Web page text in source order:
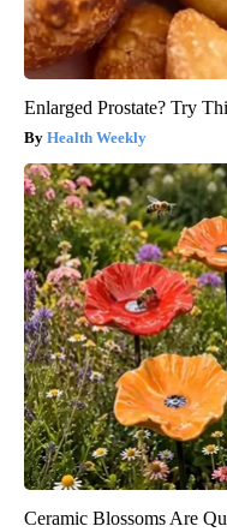
Enlarged Prostate? Try
Health Weekly
Ceramic Blossoms Are